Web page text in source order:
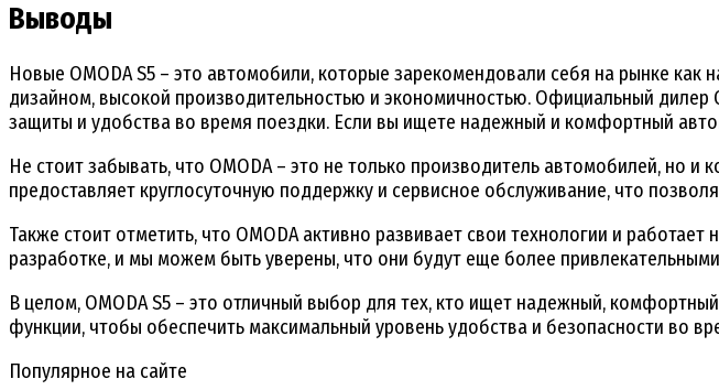
Выводы
Новые OMODA S5 – это автомобили, которые зарекомендовали себя на рынке
дизайном, высокой производительностью и экономичностью. Официальный
защиты и удобства во время поездки. Если вы ищете надежный и комфортный
Не стоит забывать, что OMODA – это не только производитель автомобилей, но
предоставляет круглосуточную поддержку и сервисное обслуживание, что
Также стоит отметить, что OMODA активно развивает свои технологии и
разработке, и мы можем быть уверены, что они будут еще более
В целом, OMODA S5 – это отличный выбор для тех, кто ищет надежный,
функции, чтобы обеспечить максимальный уровень удобства и безопасности во
Популярное на сайте